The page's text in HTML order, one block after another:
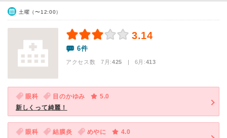
土曜（〜12:00）
3.14
6件
アクセス数 7月:425 | 6月:413
眼科 目のかゆみ
5.0
新しくって綺麗！
眼科 結膜炎 めやに
4.0